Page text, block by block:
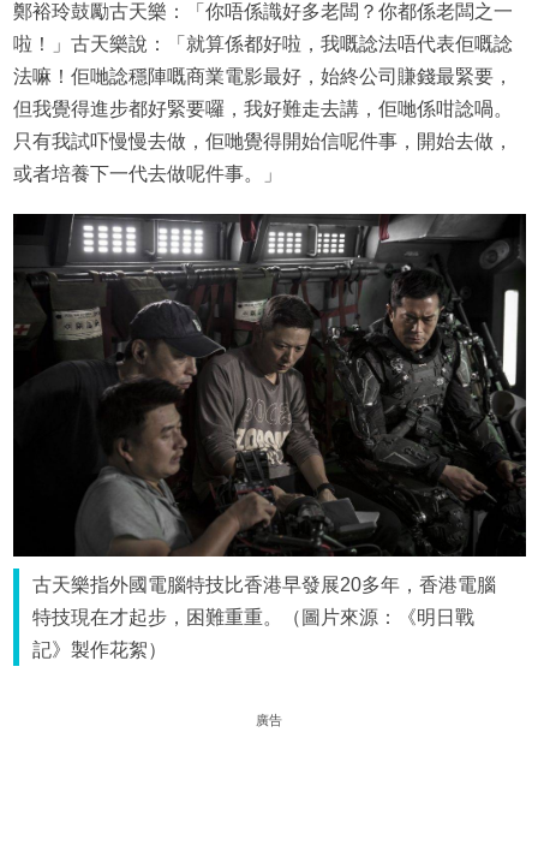
鄭裕玲鼓勵古天樂：「你唔係識好多老闆？你都係老闆之一
啦！」古天樂說：「就算係都好啦，我嘅諗法唔代表佢嘅諗
法嘛！佢哋諗穩陣嘅商業電影最好，始終公司賺錢最緊要，
但我覺得進步都好緊要囉，我好難走去講，佢哋係咁諗喎。
只有我試吓慢慢去做，佢哋覺得開始信呢件事，開始去做，
或者培養下一代去做呢件事。」
古天樂指外國電腦特技比香港早發展20多年，香港電腦
特技現在才起步，困難重重。（圖片來源：《明日戰
記》製作花絮）
廣告